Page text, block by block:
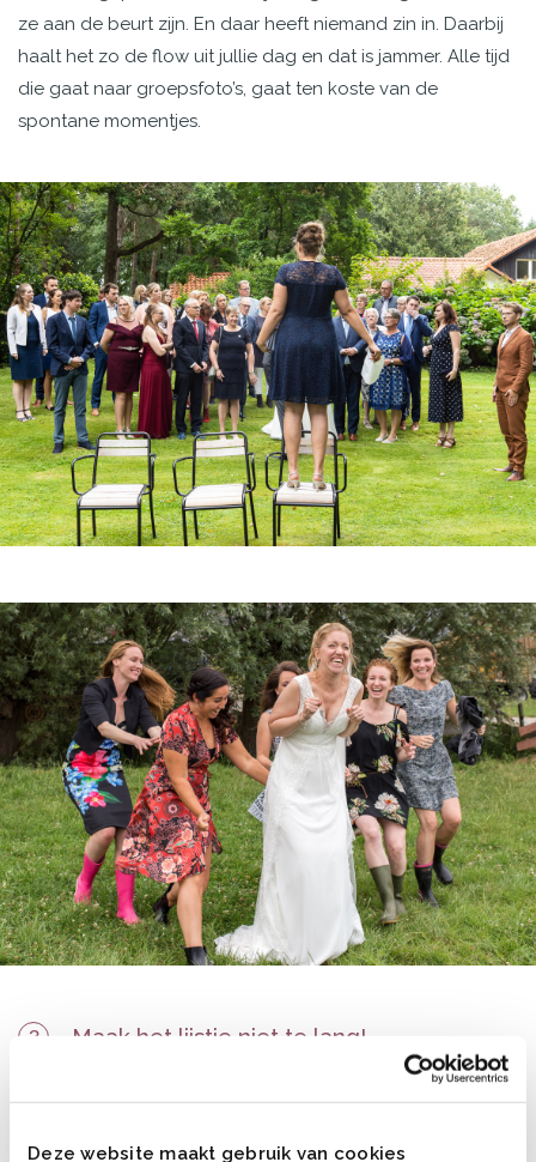
Deze website maakt gebruik van cookies
ze aan de beurt zijn. En daar heeft niemand zin in. Daarbij
haalt het zo de flow uit jullie dag en dat is jammer. Alle tijd
die gaat naar groepsfoto’s, gaat ten koste van de
spontane momentjes.
3 Maak het lijstje niet te lang!
Belangrijk! Als jullie 10 combinaties hebben dan is dat
prima! Maar als de lijst veel langer wordt, dan kost dat tijd.
Dan moeten de gasten lang wachten en die tijd kunnen